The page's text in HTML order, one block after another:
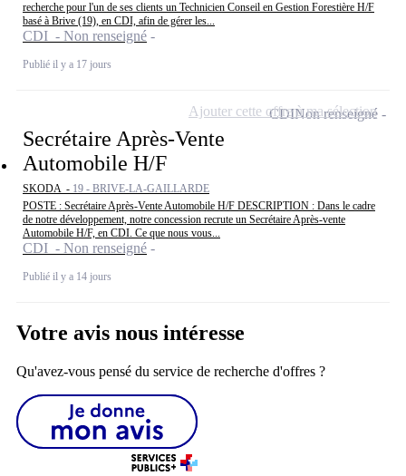
recherche pour l'un de ses clients un Technicien Conseil en Gestion Forestière H/F
basé à Brive (19), en CDI, afin de gérer les...
CDI - Non renseigné
Publié il y a 17 jours
Secrétaire Après-Vente
Automobile H/F
SKODA - 19 - BRIVE-LA-GAILLARDE
POSTE : Secrétaire Après-Vente Automobile H/F DESCRIPTION : Dans le cadre
de notre développement, notre concession recrute un Secrétaire Après-vente
Automobile H/F, en CDI. Ce que nous vous...
CDI - Non renseigné
Publié il y a 14 jours
CDINon renseigné
Ajouter cette offre à ma sélection
Votre avis nous intéresse
Qu'avez-vous pensé du service de recherche d'offres ?